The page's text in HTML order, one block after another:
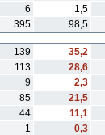
6 1,5
395 98,5
139 35,2
113 28,6
9 2,3
85 21,5
44 11,1
1 0,3